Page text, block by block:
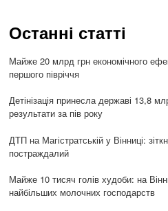
Останні статті
Майже 20 млрд грн економічного
першого півріччя
Детінізація принесла державі 13,8
результати за пів року
ДТП на Магістратській у Вінниці:
постраждалий
Майже 10 тисяч голів худоби: на
найбільших молочних господарств